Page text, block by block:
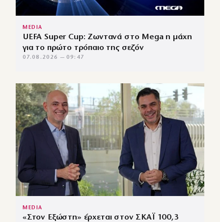
MEDIA
UEFA Super Cup: Ζωντανά στο Mega η μάχη
για το πρώτο τρόπαιο της σεζόν
07.08.2026 — 09:47
MEDIA
«Στον Εξώστη» έρχεται στον ΣΚΑΪ 100,3